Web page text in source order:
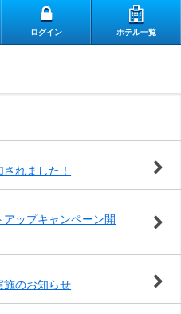
ログイン ホテル一覧
れました！
アップキャンペーン開
施のお知らせ